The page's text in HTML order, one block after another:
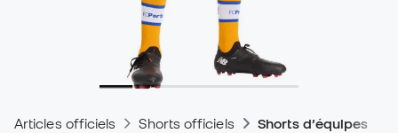
Articles officiels Shorts officiels Shorts d’équipes